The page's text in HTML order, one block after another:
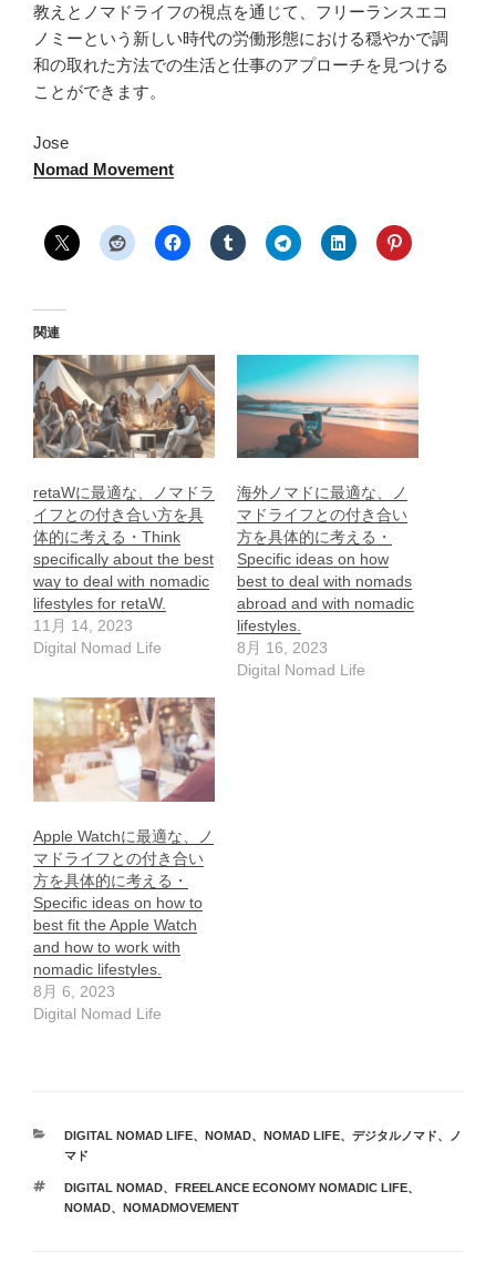
教えとノマドライフの視点を通じて、フリーランスエコ
ノミーという新しい時代の労働形態における穏やかで調
和の取れた方法での生活と仕事のアプローチを見つける
ことができます。
Jose
Nomad Movement
関連
retaWに最適な、ノマドラ
イフとの付き合い方を具
体的に考える・Think
specifically about the best
way to deal with nomadic
lifestyles for retaW.
11月 14, 2023
Digital Nomad Life
海外ノマドに最適な、ノ
マドライフとの付き合い
方を具体的に考える・
Specific ideas on how
best to deal with nomads
abroad and with nomadic
lifestyles.
8月 16, 2023
Digital Nomad Life
Apple Watchに最適な、ノ
マドライフとの付き合い
方を具体的に考える・
Specific ideas on how to
best fit the Apple Watch
and how to work with
nomadic lifestyles.
8月 6, 2023
Digital Nomad Life
カ
テ
リ
ー
DIGITAL NOMAD LIFE、 NOMAD、 NOMAD LIFE、 デジタルノマド、
ノ
マド
タ
グ
DIGITAL NOMAD、 FREELANCE ECONOMY NOMADIC LIFE、
NOMAD、 NOMADMOVEMENT